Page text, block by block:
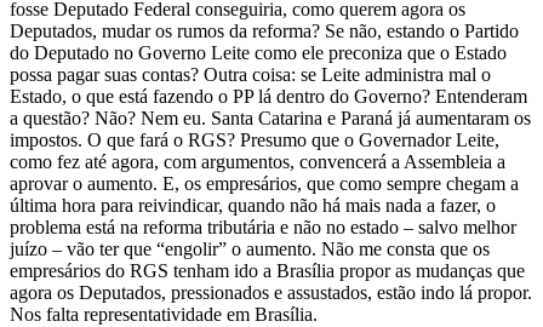
fosse Deputado Federal conseguiria, como querem agora os
Deputados, mudar os rumos da reforma? Se não, estando o Partido
do Deputado no Governo Leite como ele preconiza que o Estado
possa pagar suas contas? Outra coisa: se Leite administra mal o
Estado, o que está fazendo o PP lá dentro do Governo? Entenderam
a questão? Não? Nem eu. Santa Catarina e Paraná já aumentaram os
impostos. O que fará o RGS? Presumo que o Governador Leite,
como fez até agora, com argumentos, convencerá a Assembleia a
aprovar o aumento. E, os empresários, que como sempre chegam a
última hora para reivindicar, quando não há mais nada a fazer, o
problema está na reforma tributária e não no estado – salvo melhor
juízo – vão ter que “engolir” o aumento. Não me consta que os
empresários do RGS tenham ido a Brasília propor as mudanças que
agora os Deputados, pressionados e assustados, estão indo lá propor.
Nos falta representatividade em Brasília.